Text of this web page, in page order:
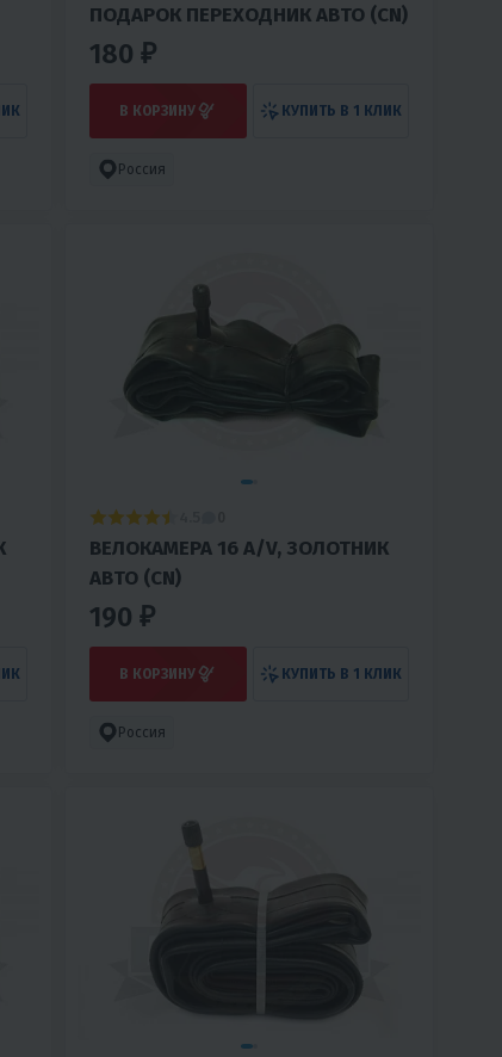
ПОДАРОК ПЕРЕХОДНИК АВТО (CN)
180 ₽
В КОРЗИНУ КУПИТЬ В 1 КЛИК
Россия
ВЕЛОКАМЕРА 16 A/V, ЗОЛОТНИК
АВТО (СN)
190 ₽
В КОРЗИНУ КУПИТЬ В 1 КЛИК
Россия